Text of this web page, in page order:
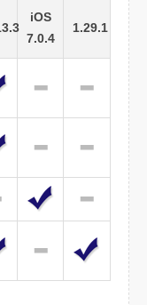
iOS
7.0.4
1.29.1